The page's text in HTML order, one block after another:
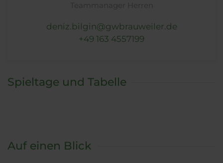
Teammanager Herren
deniz.bilgin@gwbrauweiler.de
+49 163 4557199
Spieltage und Tabelle
Auf einen Blick